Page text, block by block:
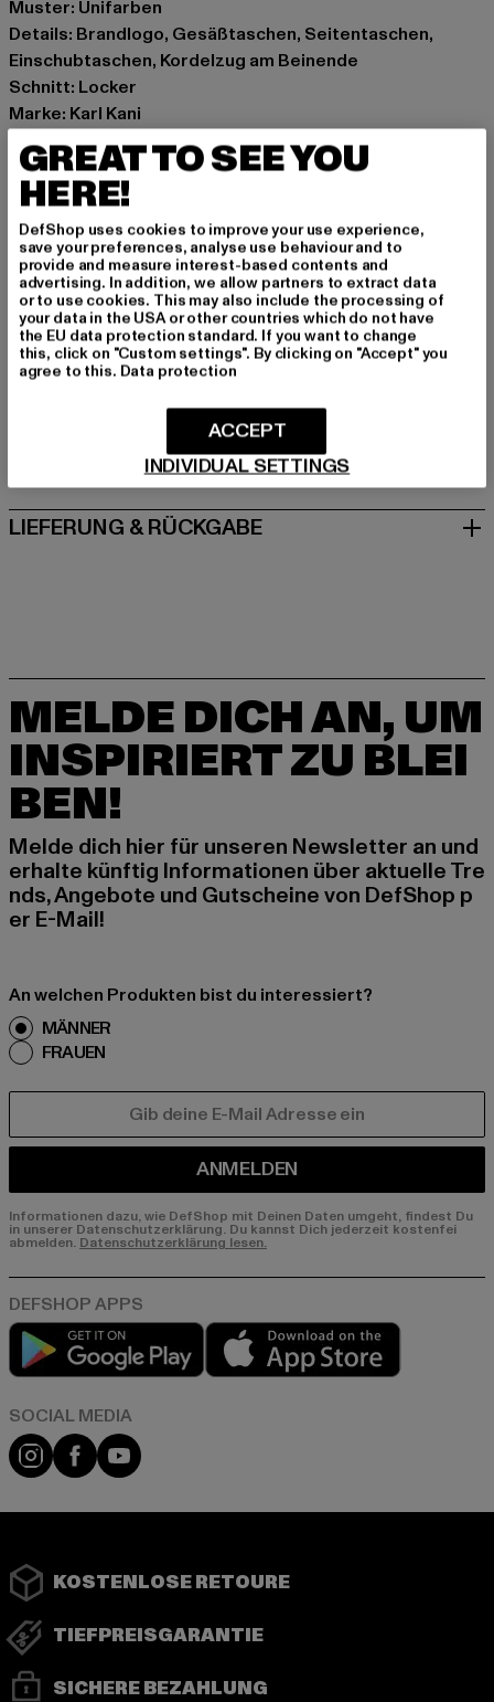
Muster: Unifarben
Details: Brandlogo, Gesäßtaschen, Seitentaschen,
Einschubtaschen, Kordelzug am Beinende
Schnitt: Locker
Marke: Karl Kani
Kat.: Cargo Trousers
Farbe: beige
Hersteller Farbe: sand
Materialzusammensetzung: 100% Baumwolle
Art.Nr: 6002506-00208
Hersteller: Urban Styles Agency GmbH & Co. KG |
agentur@urbanstylesagency.com
Schanzenstraße 41 | 51063 Köln | DE
GRÖSSE & PASSFORM
PFLEGEHINWEISE
LIEFERUNG & RÜCKGABE
MELDE DICH AN, UM
INSPIRIERT ZU BLEI
BEN!
Melde dich hier für unseren Newsletter an und
erhalte künftig Informationen über aktuelle Tre
nds, Angebote und Gutscheine von DefShop p
er E-Mail!
An welchen Produkten bist du interessiert?
MÄNNER
FRAUEN
ANMELDEN
Informationen dazu, wie DefShop mit Deinen Daten umgeht, findest Du
in unserer Datenschutzerklärung. Du kannst Dich jederzeit kostenfei
abmelden. Datenschutzerklärung lesen.
Play market
Instagram
FacebookYouTube
KOSTENLOSE RETOURE
TIEFPREISGARANTIE
SICHERE BEZAHLUNG
GREAT TO SEE YOU
HERE!
DefShop uses cookies to improve your use experience,
save your preferences, analyse use behaviour and to
provide and measure interest-based contents and
advertising. In addition, we allow partners to extract data
or to use cookies. This may also include the processing of
your data in the USA or other countries which do not have
the EU data protection standard. If you want to change
this, click on "Custom settings". By clicking on "Accept" you
agree to this. Data protection
INDIVIDUAL SETTINGS
ACCEPT